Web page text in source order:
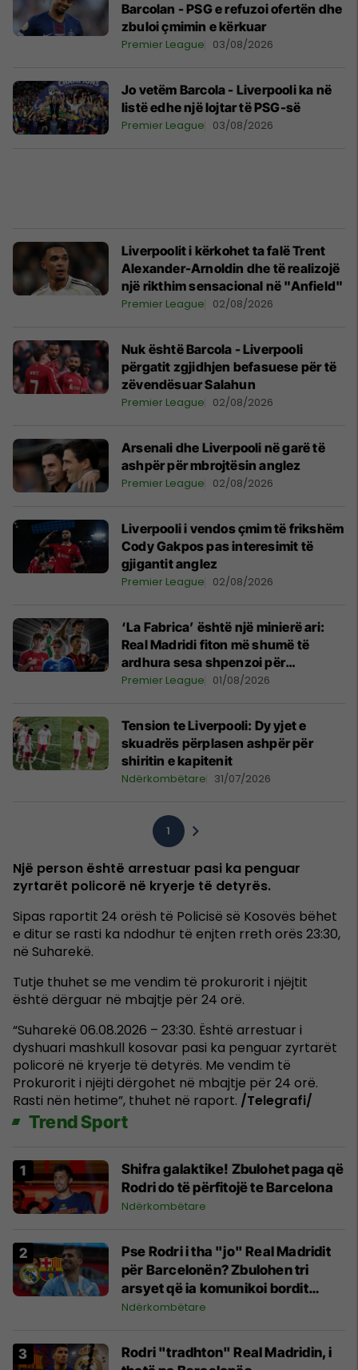
Barcolan - PSG e refuzoi ofertën dhe
zbuloi çmimin e kërkuar
Premier League 03/08/2026
Jo vetëm Barcola - Liverpooli ka në
listë edhe një lojtar të PSG-së
Premier League 03/08/2026
Liverpoolit i kërkohet ta falë Trent
Alexander-Arnoldin dhe të realizojë
një rikthim sensacional në "Anfield"
Premier League 02/08/2026
Nuk është Barcola - Liverpooli
përgatit zgjidhjen befasuese për të
zëvendësuar Salahun
Premier League 02/08/2026
Arsenali dhe Liverpooli në garë të
ashpër për mbrojtësin anglez
Premier League 02/08/2026
Liverpooli i vendos çmim të frikshëm
Cody Gakpos pas interesimit të
gjigantit anglez
Premier League 02/08/2026
‘La Fabrica’ është një minierë ari:
Real Madridi fiton më shumë të
ardhura sesa shpenzoi për
transferimet e reja
Premier League 01/08/2026
Tension te Liverpooli: Dy yjet e
skuadrës përplasen ashpër për
shiritin e kapitenit
Ndërkombëtare 31/07/2026
1
Një person është arrestuar pasi ka penguar
zyrtarët policorë në kryerje të detyrës.
Sipas raportit 24 orësh të Policisë së Kosovës bëhet
e ditur se rasti ka ndodhur të enjten rreth orës 23:30,
në Suharekë.
Tutje thuhet se me vendim të prokurorit i njëjtit
është dërguar në mbajtje për 24 orë.
“Suharekë 06.08.2026 – 23:30. Është arrestuar i
dyshuari mashkull kosovar pasi ka penguar zyrtarët
policorë në kryerje të detyrës. Me vendim të
Prokurorit i njëjti dërgohet në mbajtje për 24 orë.
Rasti nën hetime”, thuhet në raport. /Telegrafi/
Trend Sport
Shifra galaktike! Zbulohet paga që
Rodri do të përfitojë te Barcelona
Ndërkombëtare
Pse Rodri i tha "jo" Real Madridit
për Barcelonën? Zbulohen tri
arsyet që ia komunikoi bordit
madrilen
Ndërkombëtare
Rodri "tradhton" Real Madridin, i